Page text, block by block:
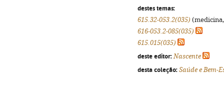
destes temas:
615.32-053.2(035)
616-053.2-085(035)
615.015(035)
deste editor: Nascente
desta coleção: Saúde e Bem-